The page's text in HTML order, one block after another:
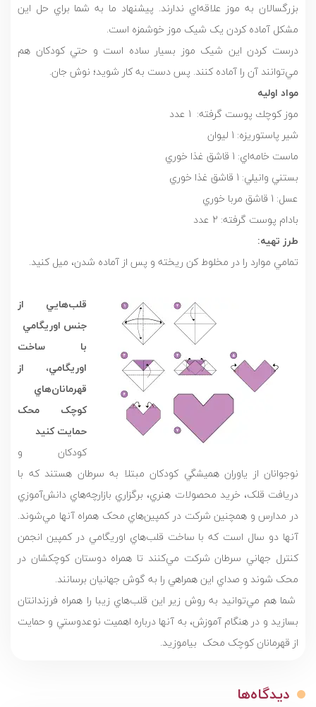
بزرگسالان به موز علاقه‌اي ندارند. پيشنهاد ما به شما براي حل اين
مشکل آماده کردن يک شيک موز خوشمزه است.
درست کردن اين شيک موز بسيار ساده است و حتي کودکان هم
مي‌توانند آن را آماده کنند. پس دست به کار شويد؛ نوش جان.
مواد اوليه
موز كوچك پوست گرفته: 1 عدد
شير پاستوريزه: 1 ليوان
ماست خامه‌اي: 1 قاشق غذا خوري
بستني وانيلي: 1 قاشق غذا خوري
عسل: 1 قاشق مربا خوري
بادام پوست گرفته: 2 عدد
طرز تهيه:
تمامي موارد را در مخلوط كن ريخته و پس از آماده شدن، ميل كنيد.
قلبهايي از
جنس اوريگامي
با ساخت
اوريگامي، از
قهرمانانهاي
کوچک محک
حمايت کنيد
کودکان و
نوجوانان از ياوران هميشگي کودکان مبتلا به سرطان هستند که با
دريافت قلک، خريد محصولات هنري، برگزاري بازارچه‌هاي دانش‌آموزي
در مدارس و همچنين شرکت در کمپين‌هاي محک همراه آنها مي‌شوند.
آنها دو سال است که با ساخت قلب‌هاي اوريگامي در کمپين انجمن
کنترل جهاني سرطان شرکت مي‌کنند تا همراه دوستان کوچکشان در
محک ‌شوند و صداي اين همراهي را به گوش جهانيان برسانند.
شما هم مي‌توانيد به روش زير اين قلب‌هاي زيبا را همراه فرزندانتان
بسازيد و در هنگام آموزش، به آنها درباره اهميت نوعدوستي و حمايت
از قهرمانان کوچک محک بياموزيد.
دیدگاه‌ها